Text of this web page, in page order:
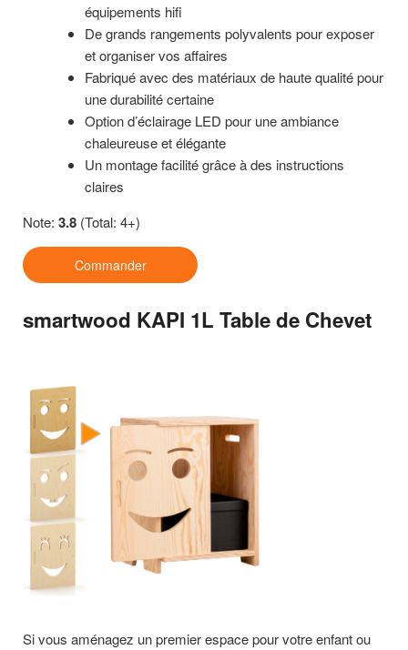
équipements hifi
De grands rangements polyvalents pour exposer
et organiser vos affaires
Fabriqué avec des matériaux de haute qualité pour
une durabilité certaine
Option d’éclairage LED pour une ambiance
chaleureuse et élégante
Un montage facilité grâce à des instructions
claires
Note: 3.8 (Total: 4+)
Commander
smartwood KAPI 1L Table de Chevet
Si vous aménagez un premier espace pour votre enfant ou